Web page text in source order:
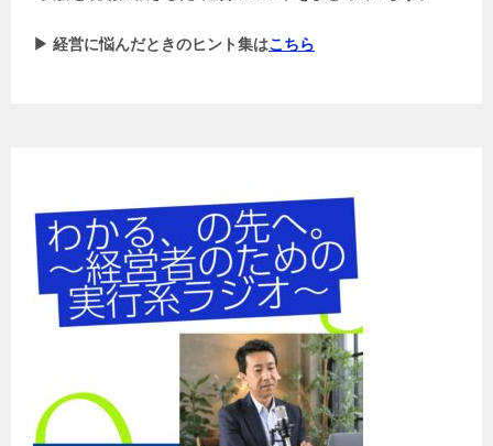
▶ 経営に悩んだときのヒント集はこちら